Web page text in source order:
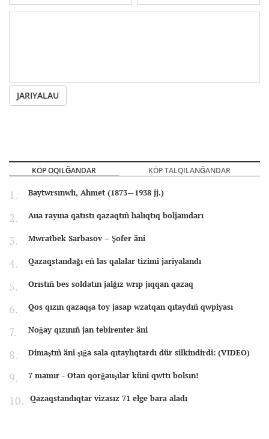
JARIYALAU
KÖP OQILĞANDAR KÖP TALQILANĞANDAR
Baytwrsınwlı, Ahmet (1873—1938 jj.)
Aua rayına qatıstı qazaqtıñ halıqtıq boljamdarı
Mwratbek Sarbasov – Şofer äni
Qazaqstandağı eñ las qalalar tizimi jariyalandı
Orıstıñ bes soldatın jalğız wrıp jıqqan qazaq
Qos qızın qazaqşa toy jasap wzatqan qıtaydıñ qwpiyası
Noğay qızınıñ jan tebirenter äni
Dimaştıñ äni şığa sala qıtaylıqtardı dür silkindirdi: (VIDEO)
7 mamır - Otan qorğauşılar küni qwttı bolsın!
Qazaqstandıqtar vizasız 71 elge bara aladı